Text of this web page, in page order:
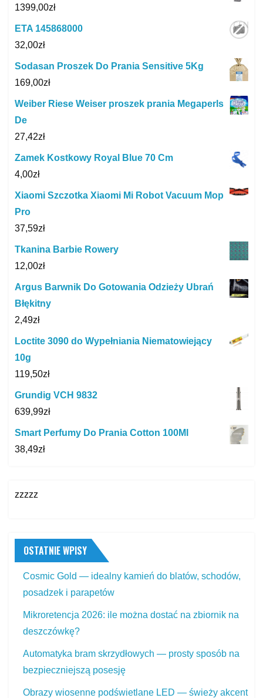
1399,00zł
ETA 145868000
32,00zł
Sodasan Proszek Do Prania Sensitive 5Kg
169,00zł
Weiber Riese Weiser proszek prania Megaperls
De
27,42zł
Zamek Kostkowy Royal Blue 70 Cm
4,00zł
Xiaomi Szczotka Xiaomi Mi Robot Vacuum Mop
Pro
37,59zł
Tkanina Barbie Rowery
12,00zł
Argus Barwnik Do Gotowania Odzieży Ubrań
Błękitny
2,49zł
Loctite 3090 do Wypełniania Niematowiejący
10g
119,50zł
Grundig VCH 9832
639,99zł
Smart Perfumy Do Prania Cotton 100Ml
38,49zł
zzzzz
OSTATNIE WPISY
Cosmic Gold — idealny kamień do blatów, schodów,
posadzek i parapetów
Mikroretencja 2026: ile można dostać na zbiornik na
deszczówkę?
Automatyka bram skrzydłowych — prosty sposób na
bezpieczniejszą posesję
Obrazy wiosenne podświetlane LED — świeży akcent